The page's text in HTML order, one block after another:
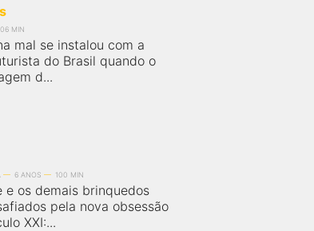
MIN
mal se instalou com a
do Brasil quando o
d...
6 ANOS 100 MIN
e os demais brinquedos
pela nova obsessão
XXI:...